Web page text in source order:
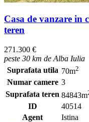
Casa de vanzare in
teren
271.300 €
peste 30 km de Alba Iulia
Suprafata utila 70m2
Numar camere 3
Suprafata teren 84843m
ID
40514
Agent
Istina